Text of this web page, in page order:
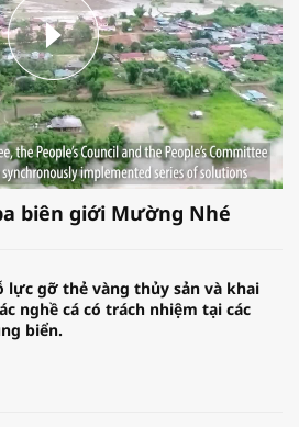
biên giới Mường Nhé
lực gỡ thẻ vàng thủy sản và khai
nghề cá có trách nhiệm tại các
biển.